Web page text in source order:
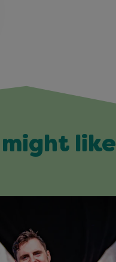
might like